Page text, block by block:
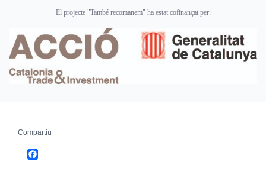
El projecte "També recomanem" ha estat cofinançat per:
Compartiu